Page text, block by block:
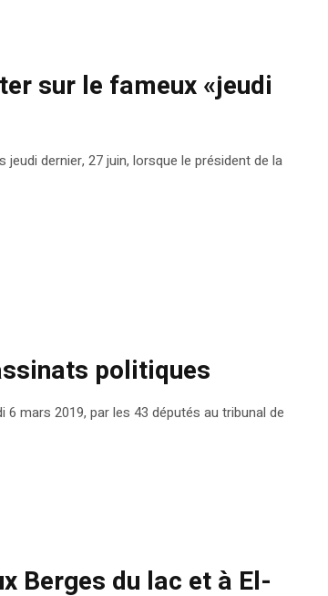
sur le fameux «jeudi
dernier, 27 juin, lorsque le président de la
politiques
mars 2019, par les 43 députés au tribunal de
Berges du lac et à El-